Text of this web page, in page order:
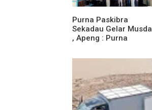
Purna Paskibra
Sekadau Gelar Musda
, Apeng : Purna
Menjadi Agen
Persatuan Dan
Kesatuan Bangsa